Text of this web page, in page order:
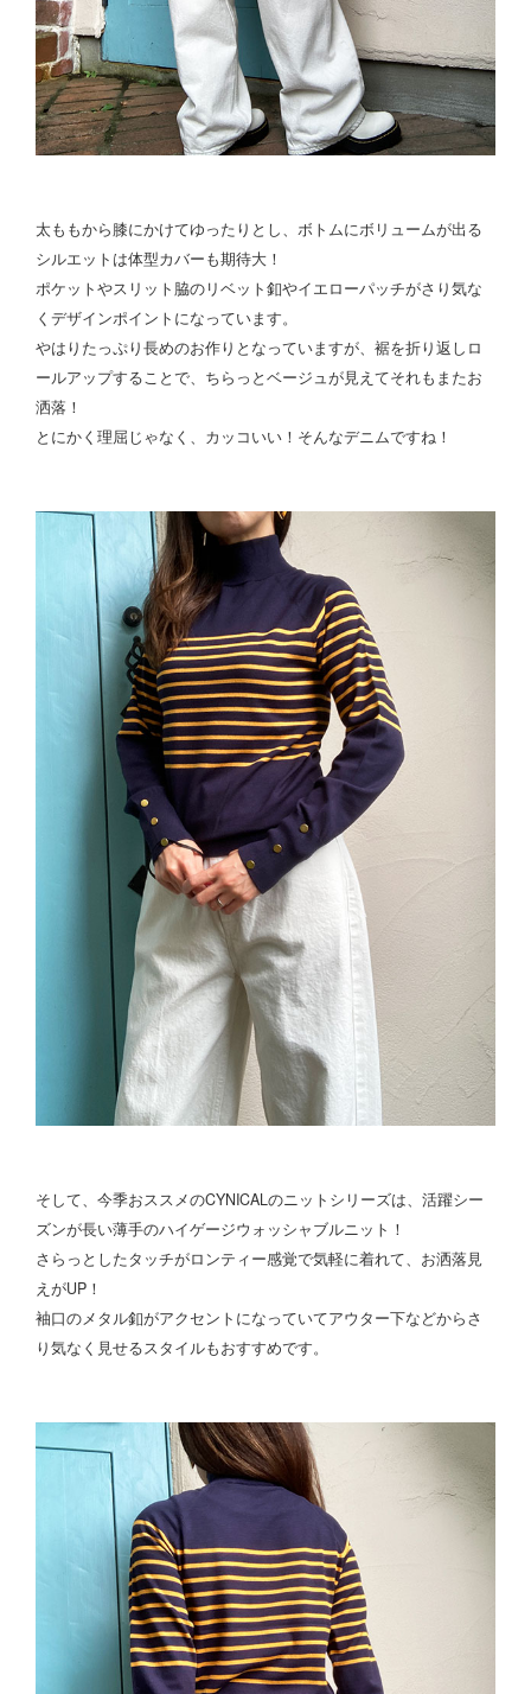
太ももから膝にかけてゆったりとし、ボトムにボリュームが出る
シルエットは体型カバーも期待大！
ポケットやスリット脇のリベット釦やイエローパッチがさり気な
くデザインポイントになっています。
やはりたっぷり長めのお作りとなっていますが、裾を折り返しロ
ールアップすることで、ちらっとベージュが見えてそれもまたお
洒落！
とにかく理屈じゃなく、カッコいい！そんなデニムですね！
そして、今季おススメのCYNICALのニットシリーズは、活躍シー
ズンが長い薄手のハイゲージウォッシャブルニット！
さらっとしたタッチがロンティー感覚で気軽に着れて、お洒落見
えがUP！
袖口のメタル釦がアクセントになっていてアウター下などからさ
り気なく見せるスタイルもおすすめです。